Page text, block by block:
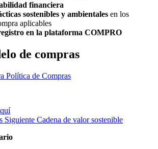
financiera
sostenibles y ambientales en los
aplicables
en la plataforma COMPRO
de compras
Política de Compras
Siguiente Cadena de valor sostenible